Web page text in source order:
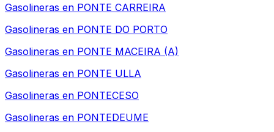
Gasolineras en PONTE CARREIRA
Gasolineras en PONTE DO PORTO
Gasolineras en PONTE MACEIRA (A)
Gasolineras en PONTE ULLA
Gasolineras en PONTECESO
Gasolineras en PONTEDEUME